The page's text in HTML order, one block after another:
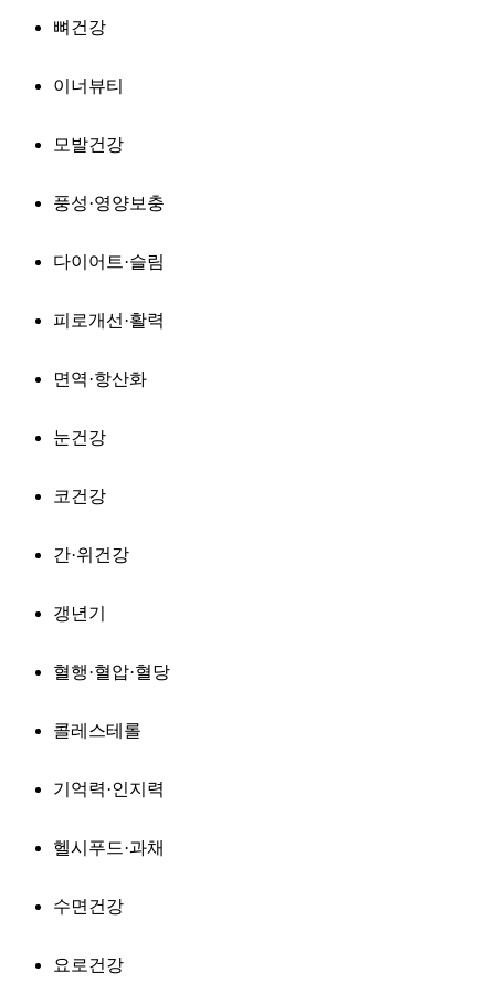
뼈건강
이너뷰티
모발건강
풍성·영양보충
다이어트·슬림
피로개선·활력
면역·항산화
눈건강
코건강
간·위건강
갱년기
혈행·혈압·혈당
콜레스테롤
기억력·인지력
헬시푸드·과채
수면건강
요로건강